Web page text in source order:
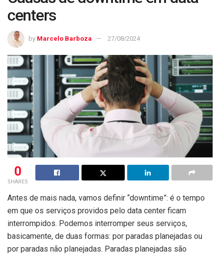
centers
by Marcelo Barboza 27/08/2024
0
SHARES
Antes de mais nada, vamos definir “downtime”: é o tempo
em que os serviços providos pelo data center ficam
interrompidos. Podemos interromper seus serviços,
basicamente, de duas formas: por paradas planejadas ou
por paradas não planejadas. Paradas planejadas são